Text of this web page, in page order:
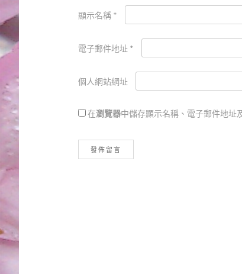
顯示名稱 *
電子郵件地址 *
個人網站網址
在瀏覽器中儲存顯示名稱、電子郵件地址